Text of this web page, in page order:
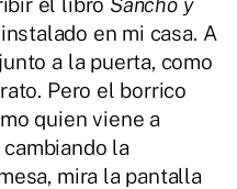
en mi casa. A
a la puerta, como
Pero el borrico
quien viene a
la
mira la pantalla